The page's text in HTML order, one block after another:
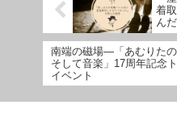
着
ん
南端の磁場―「あむりたの
そして音楽」17周年記念
イベント